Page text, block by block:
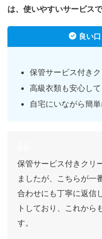
は、使いやすいサービスで
良い
保管サービス付き
高級衣類も安心し
自宅にいながら簡
保管サービス付きクリ
ましたが、こちらが一
合わせにも丁寧に返信
トしており、これから
す。